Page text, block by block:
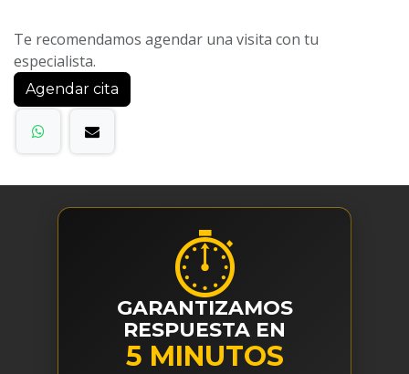
Te recomendamos agendar una visita con tu
especialista.
Agendar cita
⏱
GARANTIZAMOS
RESPUESTA EN
5 MINUTOS